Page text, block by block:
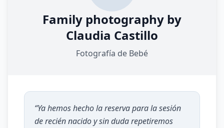
Family photography by
Claudia Castillo
Fotografía de Bebé
“Ya hemos hecho la reserva para la sesión
de recién nacido y sin duda repetiremos